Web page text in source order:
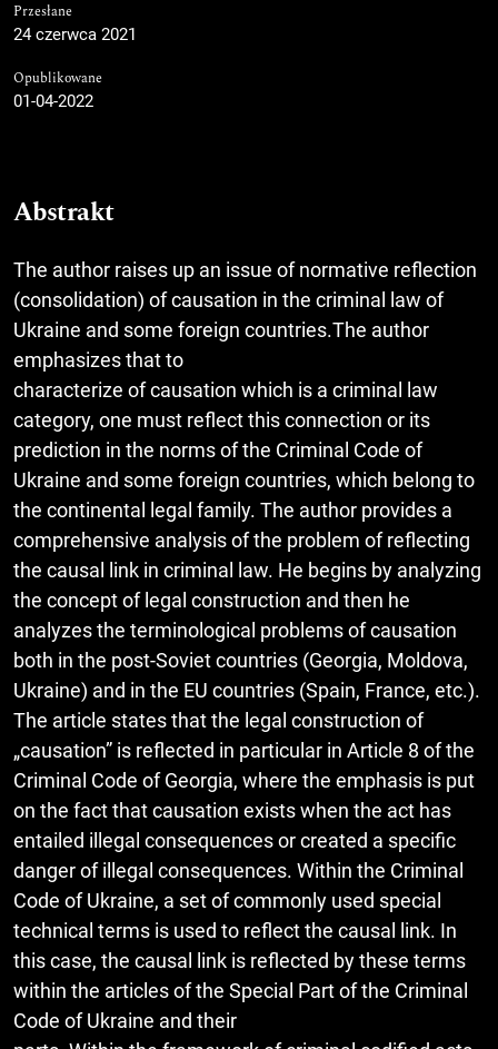
Przesłane
24 czerwca 2021
Opublikowane
01-04-2022
Abstrakt
The author raises up an issue of normative reflection
(consolidation) of causation in the criminal law of
Ukraine and some foreign countries.The author
emphasizes that to
characterize of causation which is a criminal law
category, one must reflect this connection or its
prediction in the norms of the Criminal Code of
Ukraine and some foreign countries, which belong to
the continental legal family. The author provides a
comprehensive analysis of the problem of reflecting
the causal link in criminal law. He begins by analyzing
the concept of legal construction and then he
analyzes the terminological problems of causation
both in the post-Soviet countries (Georgia, Moldova,
Ukraine) and in the EU countries (Spain, France, etc.).
The article states that the legal construction of
„causation” is reflected in particular in Article 8 of the
Criminal Code of Georgia, where the emphasis is put
on the fact that causation exists when the act has
entailed illegal consequences or created a specific
danger of illegal consequences. Within the Criminal
Code of Ukraine, a set of commonly used special
technical terms is used to reflect the causal link. In
this case, the causal link is reflected by these terms
within the articles of the Special Part of the Criminal
Code of Ukraine and their